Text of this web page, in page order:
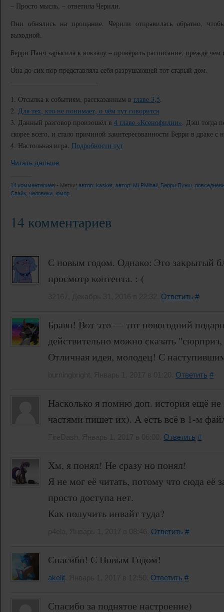
– Просто мысль, – ответила Черили.
Они обнялись на прощание. Черили отправилась обратно,
выходной.
Берри Панч зарысила к вокзалу – проверить расписание, прежде
Она до сих пор представляла себя разрушающей тот старый дом.
1. Отсылка к событиям, рассказанным в главе 3,5
2. Для тех, кто не понимает, о чём тут говорится
3. Данный разговор произошёл в 4 главе «Ксенофилии» . Дэш тогда
скорее всего, и стало причиной заинтересованности Берри в драке с
4. Настольная игра. Подробности тут
Читать дальше
14 комментариев • Метки: автор: kasket автор: MLPMihail Берри Пунш
Спайк человеки юмор
14 комментариев
С новым годом. Однако: Это закрытый
просмотр контента. :-(
Ответить #
Браво! Вот это — тот новогодний
действительно можно сказать
Отличная идея, молодец! С
Ответить #
Насколько я помню доп. история ещё
частями пишет их). А есть всё в 1-м
Ответить #
Хм, я понял! Не сразу но понял!
Я не мог её читать, потому что сюда её
просто доступа нет.
Как получить инвайт туда?
Ответить #
Спасибо! С Новым Годом!
akelit Ответить #
Спасибо за поднятое настроение)